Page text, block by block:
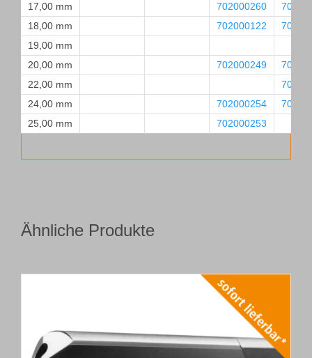
17,00 mm
702000260
18,00 mm
702000122
19,00 mm
20,00 mm
702000249
22,00 mm
24,00 mm
702000254
25,00 mm
702000253
Ähnliche Produkte